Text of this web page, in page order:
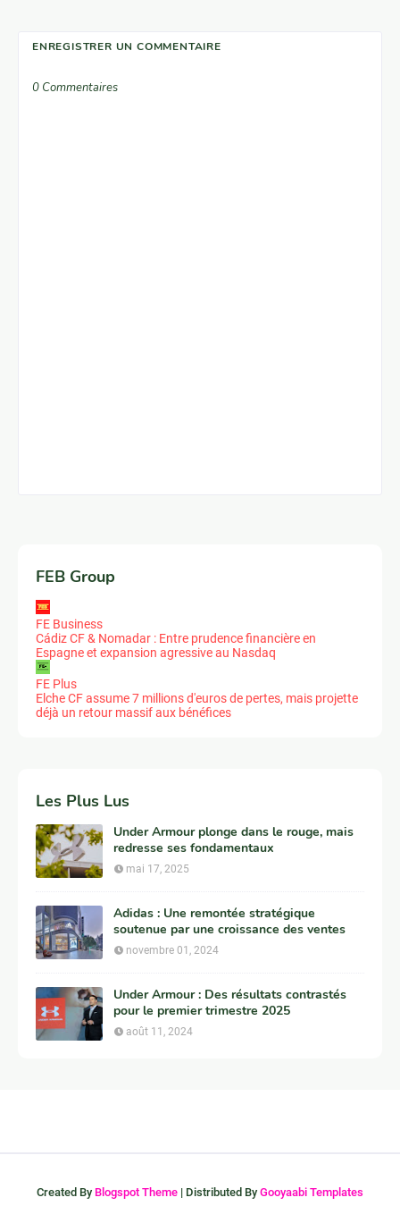
ENREGISTRER UN COMMENTAIRE
0 Commentaires
FEB Group
FE Business
Cádiz CF & Nomadar : Entre prudence financière en
Espagne et expansion agressive au Nasdaq
FE Plus
Elche CF assume 7 millions d'euros de pertes, mais projette
déjà un retour massif aux bénéfices
Les Plus Lus
Under Armour plonge dans le rouge, mais
redresse ses fondamentaux
mai 17, 2025
Adidas : Une remontée stratégique
soutenue par une croissance des ventes
novembre 01, 2024
Under Armour : Des résultats contrastés
pour le premier trimestre 2025
août 11, 2024
Created By Blogspot Theme | Distributed By Gooyaabi Templates